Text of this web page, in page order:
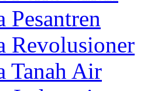
Pesantren
Revolusioner
Tanah Air